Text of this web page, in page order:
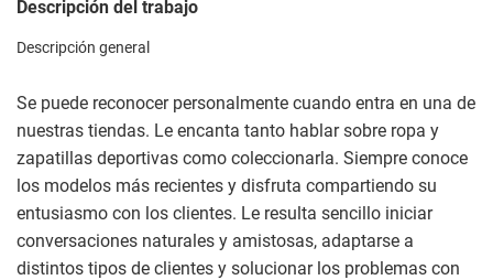
Descripción del trabajo
Descripción general
Se puede reconocer personalmente cuando entra en una de
nuestras tiendas. Le encanta tanto hablar sobre ropa y
zapatillas deportivas como coleccionarla. Siempre conoce
los modelos más recientes y disfruta compartiendo su
entusiasmo con los clientes. Le resulta sencillo iniciar
conversaciones naturales y amistosas, adaptarse a
distintos tipos de clientes y solucionar los problemas con